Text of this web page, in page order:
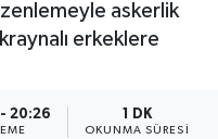
askerlik
erkeklere
20:26 1 DK
OKUNMA SÜRESI